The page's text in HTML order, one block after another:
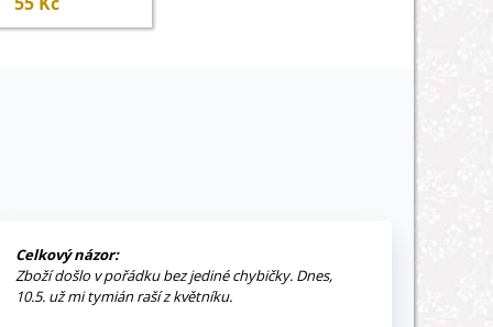
Celkový názor:
Zboží došlo v pořádku bez jediné chybičky. Dnes,
10.5. už mi tymián raší z květníku.